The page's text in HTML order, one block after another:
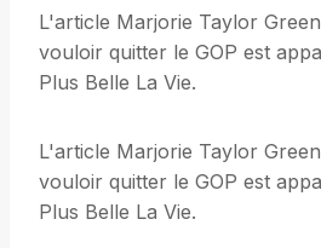
L'article Marjorie Taylor
vouloir quitter le GOP est
Plus Belle La Vie.
L'article Marjorie Taylor
vouloir quitter le GOP est
Plus Belle La Vie.